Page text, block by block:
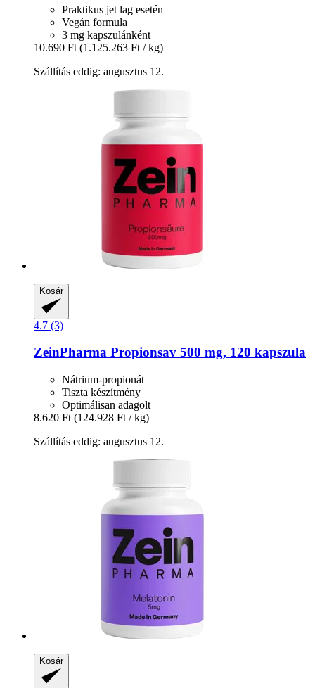
Praktikus jet lag esetén
Vegán formula
3 mg kapszulánként
10.690 Ft (1.125.263 Ft / kg)
Szállítás eddig: augusztus 12.
Kosár
4.7 (3)
ZeinPharma Propionsav 500 mg, 120 kapszula
Nátrium-propionát
Tiszta készítmény
Optimálisan adagolt
8.620 Ft (124.928 Ft / kg)
Szállítás eddig: augusztus 12.
Kosár